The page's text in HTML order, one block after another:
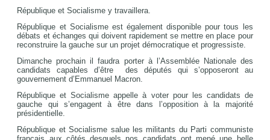
République et Socialisme y travaillera.
République et Socialisme est également disponible pour tous les
débats et échanges qui doivent rapidement se mettre en place pour
reconstruire la gauche sur un projet démocratique et progressiste.
Dimanche prochain il faudra porter à l’Assemblée Nationale des
candidats capables d’être des députés qui s’opposeront au
gouvernement d’Emmanuel Macron.
République et Socialisme appelle à voter pour les candidats de
gauche qui s’engagent à être dans l’opposition à la majorité
présidentielle.
République et Socialisme salue les militants du Parti communiste